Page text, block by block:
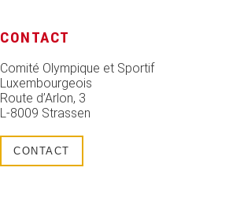
CONTACT
Comité Olympique et Sportif
Luxembourgeois
Route d’Arlon, 3
L-8009 Strassen
CONTACT